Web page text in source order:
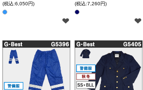
(税込:6,050円) (税込:7,260円)